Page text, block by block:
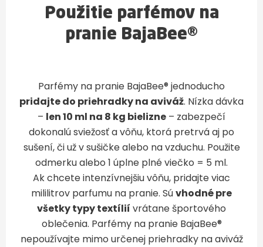
Použitie parfémov na
pranie BajaBee®
Parfémy na pranie BajaBee® jednoducho
pridajte do priehradky na aviváž. Nízka dávka
– len 10 ml na 8 kg bielizne – zabezpečí
dokonalú sviežosť a vôňu, ktorá pretrvá aj po
sušení, či už v sušičke alebo na vzduchu. Použite
odmerku alebo 1 úplne plné viečko = 5 ml.
Ak chcete intenzívnejšiu vôňu, pridajte viac
mililitrov parfumu na pranie. Súvhodné pre
všetky typy textílií vrátane športového
oblečenia. Parfémy na pranie BajaBee®
nepoužívajte mimo určenej priehradky na aviváž